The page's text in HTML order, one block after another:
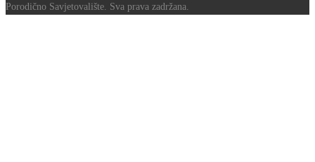
Porodično Savjetovalište. Sva prava zadržana.